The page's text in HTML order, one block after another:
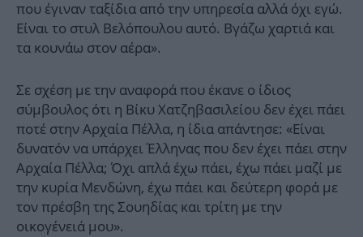
που έγιναν ταξίδια από την υπηρεσία αλλά όχι εγώ.
Είναι το στυλ Βελόπουλου αυτό. Βγάζω χαρτιά και
τα κουνάω στον αέρα».
Σε σχέση με την αναφορά που έκανε ο ίδιος
σύμβουλος ότι η Βίκυ Χατζηβασιλείου δεν έχει πάει
ποτέ στην Αρχαία Πέλλα, η ίδια απάντησε: «Είναι
δυνατόν να υπάρχει Έλληνας που δεν έχει πάει στην
Αρχαία Πέλλα; Όχι απλά έχω πάει, έχω πάει μαζί με
την κυρία Μενδώνη, έχω πάει και δεύτερη φορά με
τον πρέσβη της Σουηδίας και τρίτη με την
οικογένειά μου».